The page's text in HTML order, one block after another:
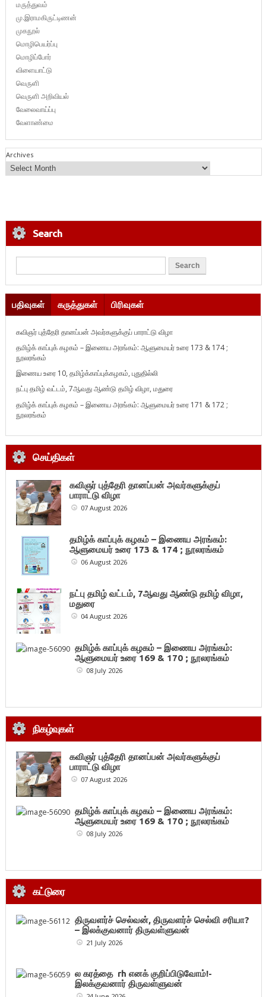
மருத்துவம்
மு.இராமகிருட்டிணன்
முகநூல்
மொழிபெயர்ப்பு
மொழிப்போர்
விளையாட்டு
வெருளி
வெருளி அறிவியல்
வேலைவாய்ப்பு
வேளாண்மை
Archives
Search
பதிவுகள் கருத்துகள் பிரிவுகள்
கவிஞர் புத்தேரி தானப்பன் அவர்களுக்குப் பாராட்டு விழா
தமிழ்க் காப்புக் கழகம் – இணைய அரங்கம்: ஆளுமையர் உரை 173 & 174 ;
நூலரங்கம்
இணைய உரை 10, தமிழ்க்காப்புக்கழகம், புதுதில்லி
நட்பு தமிழ் வட்டம், 7ஆவது ஆண்டு தமிழ் விழா, மதுரை
தமிழ்க் காப்புக் கழகம் – இணைய அரங்கம்: ஆளுமையர் உரை 171 & 172 ;
நூலரங்கம்
செய்திகள்
கவிஞர் புத்தேரி தானப்பன் அவர்களுக்குப்
பாராட்டு விழா
07 August 2026
தமிழ்க் காப்புக் கழகம் – இணைய அரங்கம்:
ஆளுமையர் உரை 173 & 174 ; நூலரங்கம்
06 August 2026
நட்பு தமிழ் வட்டம், 7ஆவது ஆண்டு தமிழ் விழா,
மதுரை
04 August 2026
தமிழ்க் காப்புக் கழகம் – இணைய அரங்கம்:
ஆளுமையர் உரை 169 & 170 ; நூலரங்கம்
08 July 2026
நிகழ்வுகள்
கவிஞர் புத்தேரி தானப்பன் அவர்களுக்குப்
பாராட்டு விழா
07 August 2026
தமிழ்க் காப்புக் கழகம் – இணைய அரங்கம்:
ஆளுமையர் உரை 169 & 170 ; நூலரங்கம்
08 July 2026
கட்டுரை
திருவளர்ச் செல்வன், திருவளர்ச் செல்வி சரியா?
– இலக்குவனார் திருவள்ளுவன்
21 July 2026
ல கரத்தை rh எனக் குறிப்பிடுவோம்!-
இலக்குவனார் திருவள்ளுவன்